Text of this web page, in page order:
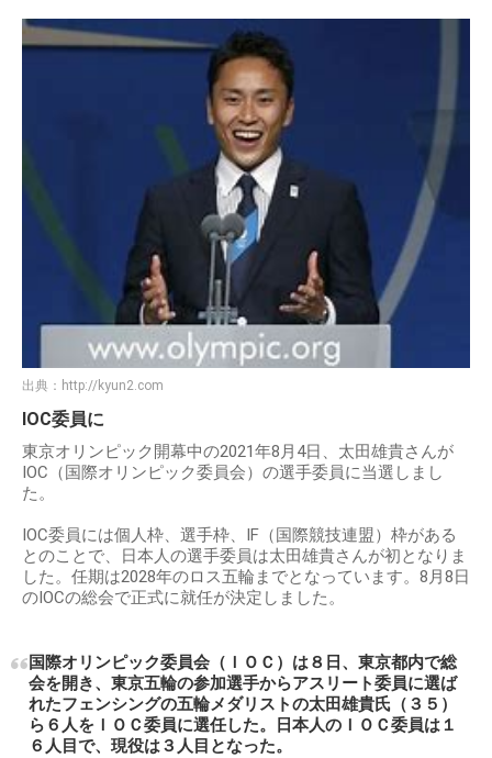
出典： http://kyun2.com
IOC委員に
東京オリンピック開幕中の2021年8月4日、太田雄貴さんが
IOC（国際オリンピック委員会）の選手委員に当選しまし
た。
IOC委員には個人枠、選手枠、IF（国際競技連盟）枠がある
とのことで、日本人の選手委員は太田雄貴さんが初となりま
した。任期は2028年のロス五輪までとなっています。8月8日
のIOCの総会で正式に就任が決定しました。
国際オリンピック委員会（ＩＯＣ）は８日、東京都内で総
会を開き、東京五輪の参加選手からアスリート委員に選ば
れたフェンシングの五輪メダリストの太田雄貴氏（３５）
ら６人をＩＯＣ委員に選任した。日本人のＩＯＣ委員は１
６人目で、現役は３人目となった。